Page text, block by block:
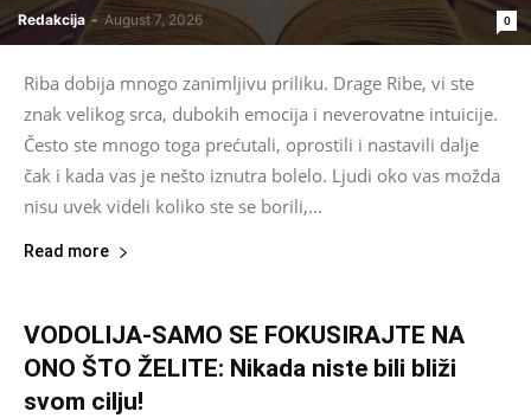
Redakcija - August 7, 2026 0
Riba dobija mnogo zanimljivu priliku. Drage Ribe, vi ste
znak velikog srca, dubokih emocija i neverovatne intuicije.
Često ste mnogo toga prećutali, oprostili i nastavili dalje
čak i kada vas je nešto iznutra bolelo. Ljudi oko vas možda
nisu uvek videli koliko ste se borili,...
Read more
VODOLIJA-SAMO SE FOKUSIRAJTE NA
ONO ŠTO ŽELITE: Nikada niste bili bliži
svom cilju!